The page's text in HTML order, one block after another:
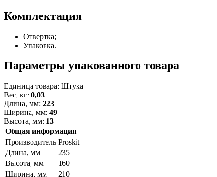
Комплектация
Отвертка;
Упаковка.
Параметры упакованного товара
Единица товара: Штука
Вес, кг: 0,03
Длина, мм: 223
Ширина, мм: 49
Высота, мм: 13
Общая информация
Производитель Proskit
Длина, мм
235
Высота, мм
160
Ширина, мм
210